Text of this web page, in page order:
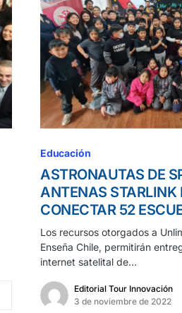
Educación
ASTRONAUTAS DE
ANTENAS STARLINK
CONECTAR 52
Los recursos otorgados a
Enseña Chile, permitirán
internet satelital de…
Editorial Tour Innovación
3 de noviembre de 2022